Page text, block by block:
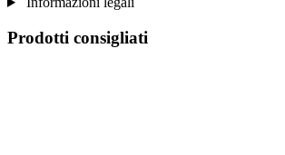
Prodotti consigliati